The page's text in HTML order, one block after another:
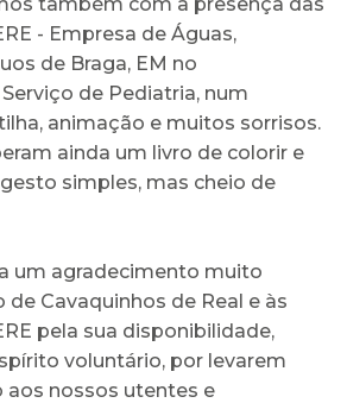
- Empresa de Águas,
de Braga, EM no
de Pediatria, num
animação e muitos sorrisos.
ainda um livro de colorir e
simples, mas cheio de
um agradecimento muito
de Cavaquinhos de Real e às
pela sua disponibilidade,
voluntário, por levarem
aos nossos utentes e